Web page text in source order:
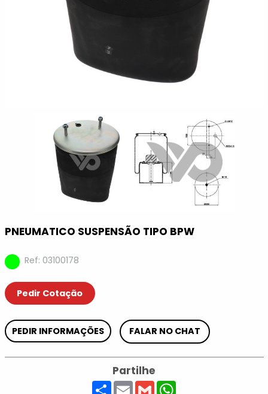
PNEUMATICO SUSPENSÃO TIPO BPW
Ref: 03100178
Pedir Cotação
PEDIR INFORMAÇÕES FALAR NO CHAT
Partilhe
ShareEmailGmail